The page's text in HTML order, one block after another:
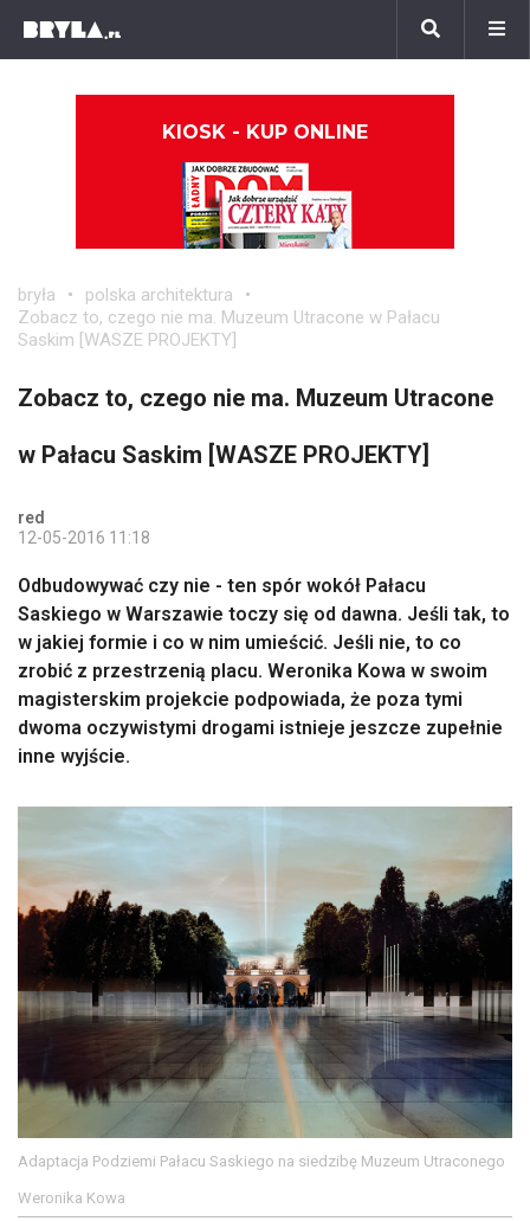
KIOSK - KUP ONLINE
bryła
polska architektura
Zobacz to, czego nie ma. Muzeum Utracone w Pałacu
Saskim [WASZE PROJEKTY]
Zobacz to, czego nie ma. Muzeum Utracone
w Pałacu Saskim [WASZE PROJEKTY]
red
12-05-2016 11:18
Odbudowywać czy nie - ten spór wokół Pałacu
Saskiego w Warszawie toczy się od dawna. Jeśli tak, to
w jakiej formie i co w nim umieścić. Jeśli nie, to co
zrobić z przestrzenią placu. Weronika Kowa w swoim
magisterskim projekcie podpowiada, że poza tymi
dwoma oczywistymi drogami istnieje jeszcze zupełnie
inne wyjście.
Adaptacja Podziemi Pałacu Saskiego na siedzibę Muzeum Utraconego
Weronika Kowa